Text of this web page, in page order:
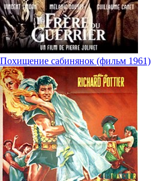
Похищение сабинянок (фильм 1961)